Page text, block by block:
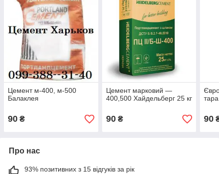
Цемент м-400, м-500
Балаклея
90 ₴
Цемент марковий —
400,500 Хайдельберг 25 кг
90₴ 90
Про нас
93% позитивних з 15 відгуків за рік